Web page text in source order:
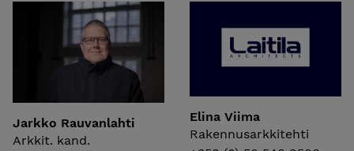
Jarkko Rauvanlahti
Arkkit. kand.
Elina Viima
Rakennusarkkitehti